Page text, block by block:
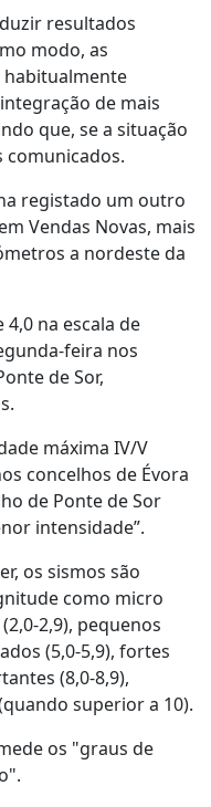
resultados
modo, as
de mais
que, se a situação
comunicados.
registado um outro
Vendas Novas, mais
a nordeste da
na escala de
feira nos
de Sor,
máxima IV/V
concelhos de Évora
de Ponte de Sor
intensidade”.
os sismos são
como micro
2,9), pequenos
(5,0-5,9), fortes
(8,0-8,9),
superior a 10).
os "graus de